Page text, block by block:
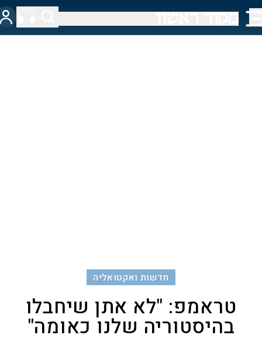
חדשות ואקטואליה
טראמפ: "לא אתן שיחבלו
בהיסטוריה שלנו כאומה"